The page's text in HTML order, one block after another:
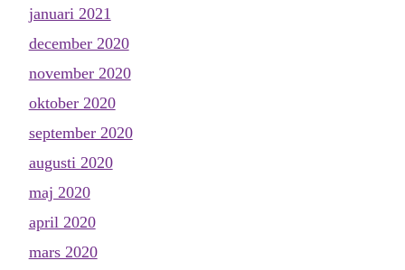
januari 2021
december 2020
november 2020
oktober 2020
september 2020
augusti 2020
maj 2020
april 2020
mars 2020